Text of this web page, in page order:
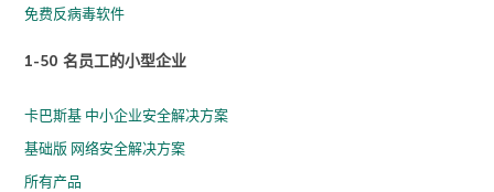
免费反病毒软件
1-50 名员工的小型企业
卡巴斯基 中小企业安全解决方案
基础版 网络安全解决方案
所有产品